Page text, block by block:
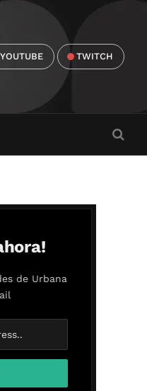
YOUTUBE TWITCH
de Urbana